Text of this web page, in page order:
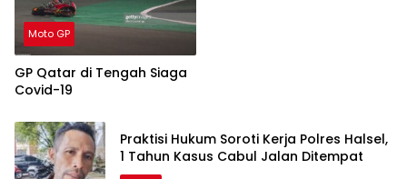
Moto GP
GP Qatar di Tengah Siaga
Covid-19
Praktisi Hukum Soroti Kerja Polres Halsel,
1 Tahun Kasus Cabul Jalan Ditempat